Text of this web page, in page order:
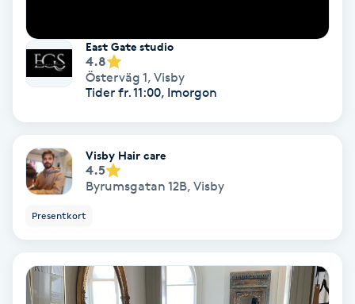
Lashlift Keratin
LED-ljusterapi
LPG
LPG-massage
East Gate studio
4.8
Österväg 1, Visby
Tider fr. 11:00, Imorgon
Visby Hair care
4.5
Byrumsgatan 12B, Visby
Presentkort